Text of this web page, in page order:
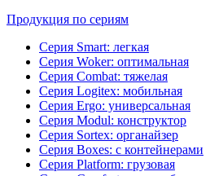
Продукция по сериям
Серия Smart: легкая
Серия Woker: оптимальная
Серия Combat: тяжелая
Серия Logitex: мобильная
Серия Ergo: универсальная
Серия Modul: конструктор
Серия Sortex: органайзер
Серия Boxes: с контейнерами
Серия Platform: грузовая